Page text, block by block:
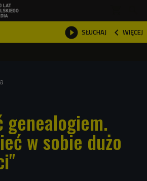
 SŁUCHAJ  WIĘCEJ

genealogiem.
w sobie dużo